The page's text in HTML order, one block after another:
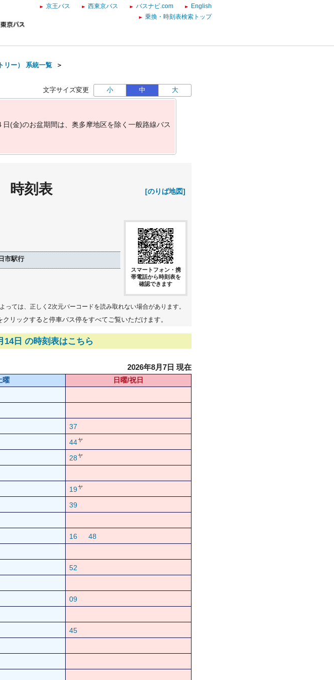
京王バス 西東京バス バスナビ.com
English
乗換・時刻表検索トップ
リー） 系統一覧 ＞
文字サイズ変更 小 中 大
日(金)のお盆期間は 奥多摩地区を除 く 一般路線バス
時刻表 [のりば地図]
市駅行
スマートフォン・携
帯電話から時刻表を
確認できます
っては、正しく2次元バーコードを読み取れない場合があります。
リックすると停車バス停をすべてご覧いただけます。
14日 の時刻表はこちら
2026年8月7日 現在
曜
日曜/祝日
37
44ヤ
28ヤ
19ヤ
39
16
48
52
09
45